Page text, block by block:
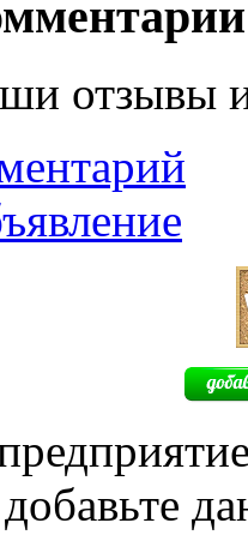
отзывы
добавьте